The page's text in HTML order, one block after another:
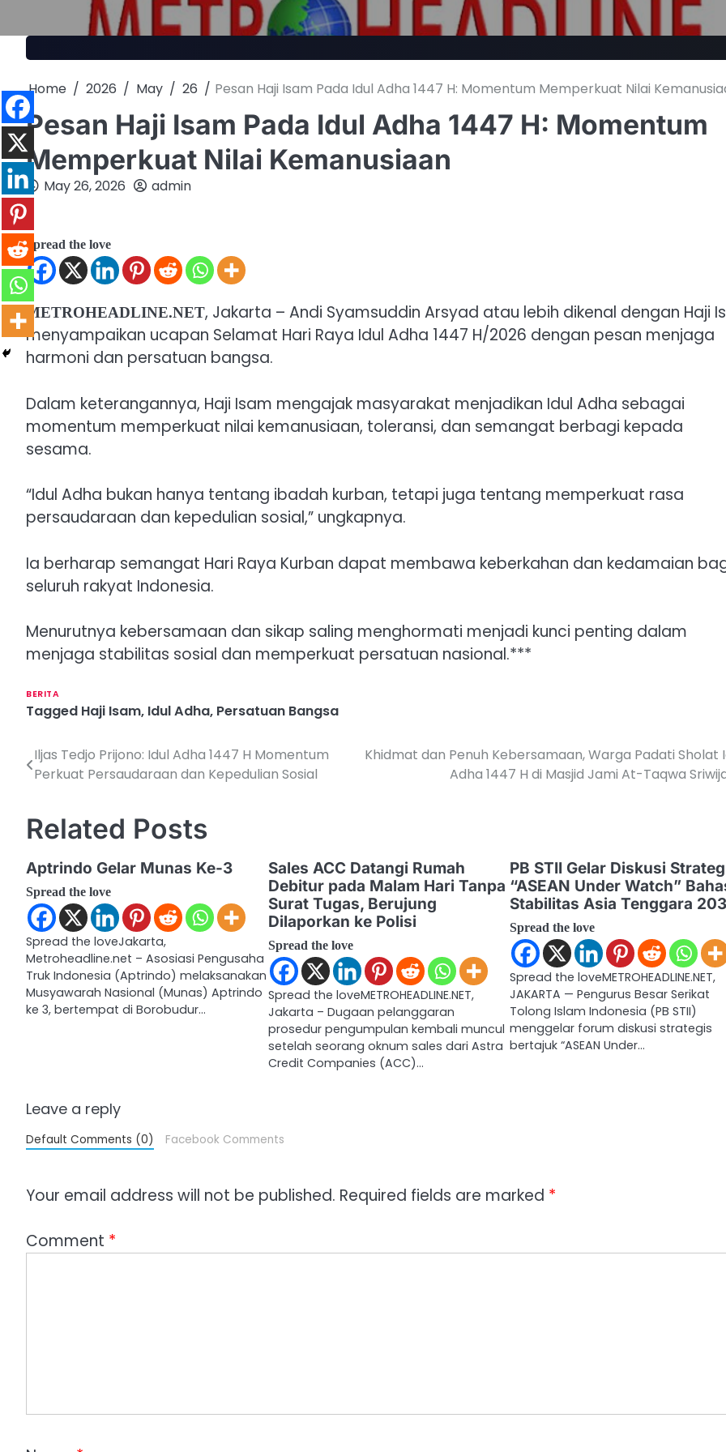
Home 2026 May 26 ‎Pesan Haji Isam Pada Idul Adha 1447 H: Momentum Memperkuat Nilai
‎Pesan Haji Isam Pada Idul Adha 1447 H: Momentum
Memperkuat Nilai Kemanusiaan
May 26, 2026 admin
Spread the love
METROHEADLINE.NET, Jakarta – Andi Syamsuddin Arsyad atau lebih dikenal dengan Haji
menyampaikan ucapan Selamat Hari Raya Idul Adha 1447 H/2026 dengan pesan menjaga
harmoni dan persatuan bangsa.
‎Dalam keterangannya, Haji Isam mengajak masyarakat menjadikan Idul Adha sebagai
momentum memperkuat nilai kemanusiaan, toleransi, dan semangat berbagi kepada
sesama.
‎“Idul Adha bukan hanya tentang ibadah kurban, tetapi juga tentang memperkuat rasa
persaudaraan dan kepedulian sosial,” ungkapnya.
‎Ia berharap semangat Hari Raya Kurban dapat membawa keberkahan dan kedamaian
seluruh rakyat Indonesia.
‎Menurutnya kebersamaan dan sikap saling menghormati menjadi kunci penting dalam
menjaga stabilitas sosial dan memperkuat persatuan nasional.***
BERITA
Tagged Haji Isam, Idul Adha, Persatuan Bangsa
P
s
t
n
a
v
i
g
a
o
n
Iljas Tedjo Prijono: Idul Adha 1447 H Momentum
Perkuat Persaudaraan dan Kepedulian Sosial
Khidmat dan Penuh Kebersamaan, Warga Padati Sholat
Adha 1447 H di Masjid Jami At-Taqwa
Related Posts
Aptrindo Gelar Munas Ke-3
Spread the love
Spread the loveJakarta,
Metroheadline.net – Asosiasi Pengusaha
Truk Indonesia (Aptrindo) melaksanakan
Musyawarah Nasional (Munas) Aptrindo
ke 3, bertempat di Borobudur…
Sales ACC Datangi Rumah
Debitur pada Malam Hari Tanpa
Surat Tugas, Berujung
Dilaporkan ke Polisi
Spread the love
Spread the loveMETROHEADLINE.NET,
Jakarta – Dugaan pelanggaran
prosedur pengumpulan kembali muncul
setelah seorang oknum sales dari Astra
Credit Companies (ACC)…
PB STII Gelar Diskusi
“ASEAN Under Watch”
Stabilitas Asia Tenggara
Spread the love
Spread the loveMETROHEADLINE.NET,
JAKARTA — Pengurus Besar Serikat
Tolong Islam Indonesia (PB STII)
menggelar forum diskusi strategis
bertajuk “ASEAN Under…
Leave a reply
Default Comments (0) Facebook Comments
Your email address will not be published. Required fields are marked *
Comment *